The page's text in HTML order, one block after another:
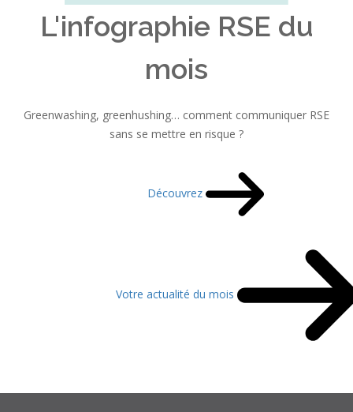
L'infographie RSE du
mois
Greenwashing, greenhushing… comment communiquer RSE
sans se mettre en risque ?
Découvrez
Votre actualité du mois